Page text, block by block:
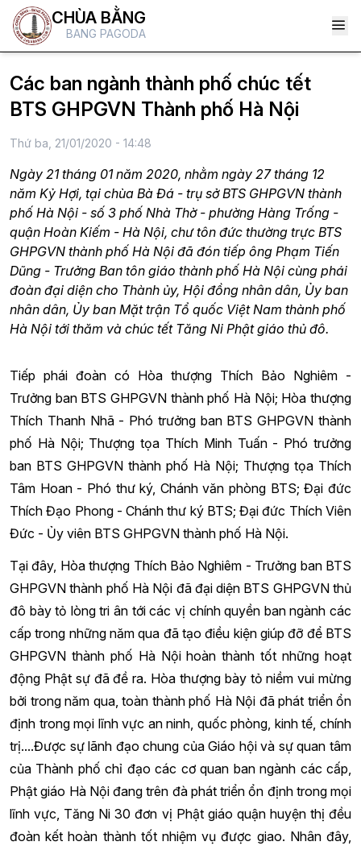
CHÙA BẰNG
BANG PAGODA
Các ban ngành thành phố chúc tết
BTS GHPGVN Thành phố Hà Nội
Thứ ba, 21/01/2020 - 14:48
Ngày 21 tháng 01 năm 2020, nhằm ngày 27 tháng 12
năm Kỷ Hợi, tại chùa Bà Đá - trụ sở BTS GHPGVN thành
phố Hà Nội - số 3 phố Nhà Thờ - phường Hàng Trống -
quận Hoàn Kiếm - Hà Nội, chư tôn đức thường trực BTS
GHPGVN thành phố Hà Nội đã đón tiếp ông Phạm Tiến
Dũng - Trưởng Ban tôn giáo thành phố Hà Nội cùng phái
đoàn đại diện cho Thành ủy, Hội đồng nhân dân, Ủy ban
nhân dân, Ủy ban Mặt trận Tổ quốc Việt Nam thành phố
Hà Nội tới thăm và chúc tết Tăng Ni Phật giáo thủ đô.
Tiếp phái đoàn có Hòa thượng Thích Bảo Nghiêm -
Trưởng ban BTS GHPGVN thành phố Hà Nội; Hòa thượng
Thích Thanh Nhã - Phó trưởng ban BTS GHPGVN thành
phố Hà Nội; Thượng tọa Thích Minh Tuấn - Phó trưởng
ban BTS GHPGVN thành phố Hà Nội; Thượng tọa Thích
Tâm Hoan - Phó thư ký, Chánh văn phòng BTS; Đại đức
Thích Đạo Phong - Chánh thư ký BTS; Đại đức Thích Viên
Đức - Ủy viên BTS GHPGVN thành phố Hà Nội.
Tại đây, Hòa thượng Thích Bảo Nghiêm - Trưởng ban BTS
GHPGVN thành phố Hà Nội đã đại diện BTS GHPGVN thủ
đô bày tỏ lòng tri ân tới các vị chính quyền ban ngành các
cấp trong những năm qua đã tạo điều kiện giúp đỡ để BTS
GHPGVN thành phố Hà Nội hoàn thành tốt những hoạt
động Phật sự đã đề ra. Hòa thượng bày tỏ niềm vui mừng
bởi trong năm qua, toàn thành phố Hà Nội đã phát triển ổn
định trong mọi lĩnh vực an ninh, quốc phòng, kinh tế, chính
trị....Được sự lãnh đạo chung của Giáo hội và sự quan tâm
của Thành phố chỉ đạo các cơ quan ban ngành các cấp,
Phật giáo Hà Nội đang trên đà phát triển ổn định trong mọi
lĩnh vực, Tăng Ni 30 đơn vị Phật giáo quận huyện thị đều
đoàn kết hoàn thành tốt nhiệm vụ được giao. Nhân đây,